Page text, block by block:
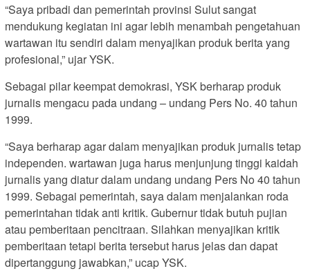
“Saya pribadi dan pemerintah provinsi Sulut sangat
mendukung kegiatan ini agar lebih menambah pengetahuan
wartawan itu sendiri dalam menyajikan produk berita yang
profesional,” ujar YSK.
Sebagai pilar keempat demokrasi, YSK berharap produk
jurnalis mengacu pada undang – undang Pers No. 40 tahun
1999.
“Saya berharap agar dalam menyajikan produk jurnalis tetap
independen. wartawan juga harus menjunjung tinggi kaidah
jurnalis yang diatur dalam undang undang Pers No 40 tahun
1999. Sebagai pemerintah, saya dalam menjalankan roda
pemerintahan tidak anti kritik. Gubernur tidak butuh pujian
atau pemberitaan pencitraan. Silahkan menyajikan kritik
pemberitaan tetapi berita tersebut harus jelas dan dapat
dipertanggung jawabkan,” ucap YSK.